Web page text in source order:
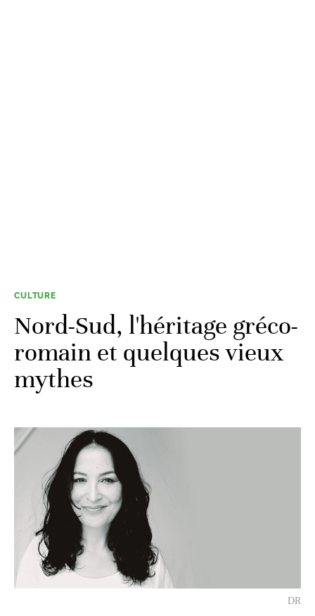
CULTURE
Nord-Sud, l'héritage gréco-
romain et quelques vieux
mythes
DR